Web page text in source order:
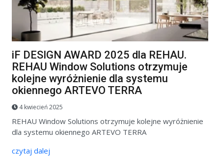
iF DESIGN AWARD 2025 dla REHAU.
REHAU Window Solutions otrzymuje
kolejne wyróżnienie dla systemu
okiennego ARTEVO TERRA
4 kwiecień 2025
REHAU Window Solutions otrzymuje kolejne wyróżnienie
dla systemu okiennego ARTEVO TERRA
czytaj dalej